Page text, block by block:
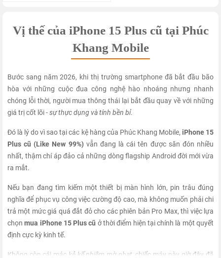
Vị thế của iPhone 15 Plus cũ tại Phúc
Khang Mobile
Bước sang năm 2026, khi thị trường smartphone đã bắt đầu bão
hòa với những cuộc đua công nghệ hào nhoáng nhưng nhanh
chóng lỗi thời, người mua thông thái lại bắt đầu quay về với những
giá trị cốt lõi -sự thực dụng và tính bền bỉ.
Đó là lý do vì sao tại các kệ hàng của Phúc Khang Mobile, iPhone 15
Plus cũ (Like New 99%) vẫn đang là cái tên được săn đón nhiều
nhất, thậm chí áp đảo cả những dòng flagship Android đời mới vừa
ra mắt.
Nếu bạn đang tìm kiếm một thiết bị màn hình lớn, pin trâu đúng
nghĩa để phục vụ công việc cường độ cao, mà không muốn phải chi
trả một mức giá quá đắt đỏ cho các phiên bản Pro Max, thì việc lựa
chọnmua iPhone 15 Plus cũ ở thời điểm hiện tại chính là một quyết
định cực kỳ kinh tế.
Không còn cái mác kẻ kế nhiệm mờ nhạt , chiếc máy này giờ đây đã